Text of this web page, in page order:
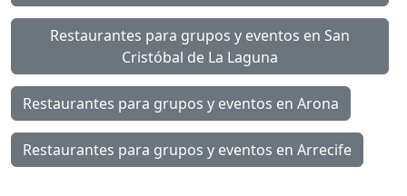
Restaurantes para grupos y eventos en San
Cristóbal de La Laguna
Restaurantes para grupos y eventos en Arona
Restaurantes para grupos y eventos en Arrecife